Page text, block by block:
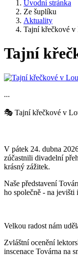
Úvodní stránka
Ze šuplíku
Aktuality
Tajní křečkové v
Tajní
...
🎭 Tajní křečkové v
V pátek 24. dubna
zúčastnili divadelní
krásný zážitek.
Naše představení
ho společně - na jevišti
Velkou radost nám
Zvláštní ocenění
inscenace Továrna na